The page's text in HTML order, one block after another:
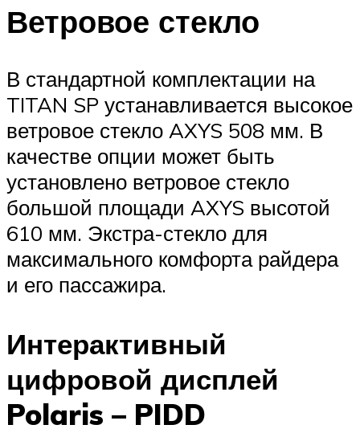
Ветровое стекло
В стандартной комплектации на
TITAN SP устанавливается высокое
ветровое стекло AXYS 508 мм. В
качестве опции может быть
установлено ветровое стекло
большой площади AXYS высотой
610 мм. Экстра-стекло для
максимального комфорта райдера
и его пассажира.
Интерактивный
цифровой дисплей
Polaris – PIDD